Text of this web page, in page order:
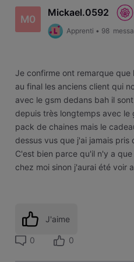
M0
Mickael.0592
Apprenti • 98
Je confirme ont remarque
au final les anciens client qui
avec le gsm dedans bah il
depuis très longtemps avec
pack de chaines mais le
dessus vus que j'ai jamais
C'est bien parce qu'il n'y a
chez moi sinon j'aurai été voir
J'aime
0 0